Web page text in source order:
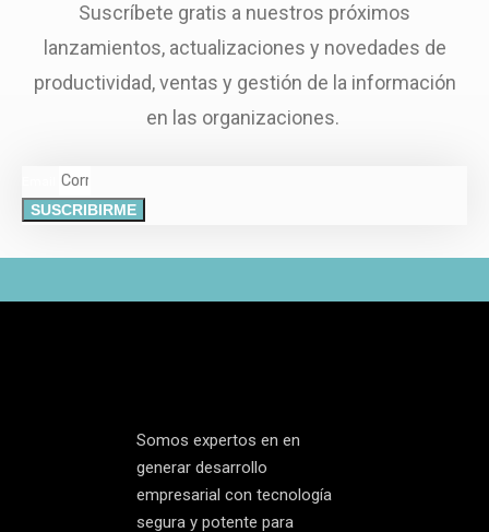
Suscríbete gratis a nuestros próximos
lanzamientos, actualizaciones y novedades de
productividad, ventas y gestión de la información
en las organizaciones.
SUSCRIBIRME
Somos expertos en en
generar desarrollo
empresarial con tecnología
segura y potente para